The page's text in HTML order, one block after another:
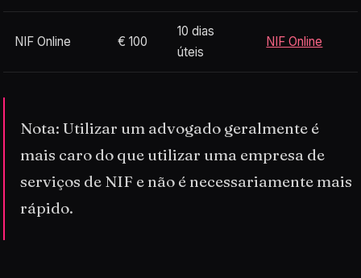
NIF Online € 100
10 dias
úteis
NIF Online
Nota: Utilizar um advogado geralmente é
mais caro do que utilizar uma empresa de
serviços de NIF e não é necessariamente mais
rápido.